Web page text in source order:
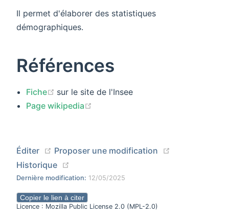
Il permet d'élaborer des statistiques
démographiques.
Références
Fiche (opens new window)
sur le site de l'Insee
Page wikipedia
Éditer (opens new window)
Proposer une modification
Historique
Dernière modification: 12/05/2025
Copier le lien à citer
Licence : Mozilla Public License 2.0 (MPL-2.0)